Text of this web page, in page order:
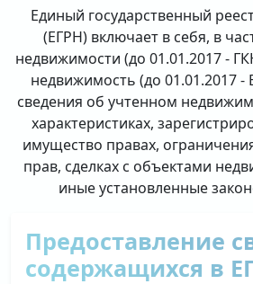
Единый государственный
(ЕГРН) включает в себя, в
недвижимости (до 01.01.2017 -
недвижимость (до 01.01.2017 -
сведения об учтенном
характеристиках,
имущество правах,
прав, сделках с объектами
иные установленные
Предоставление
содержащихся в